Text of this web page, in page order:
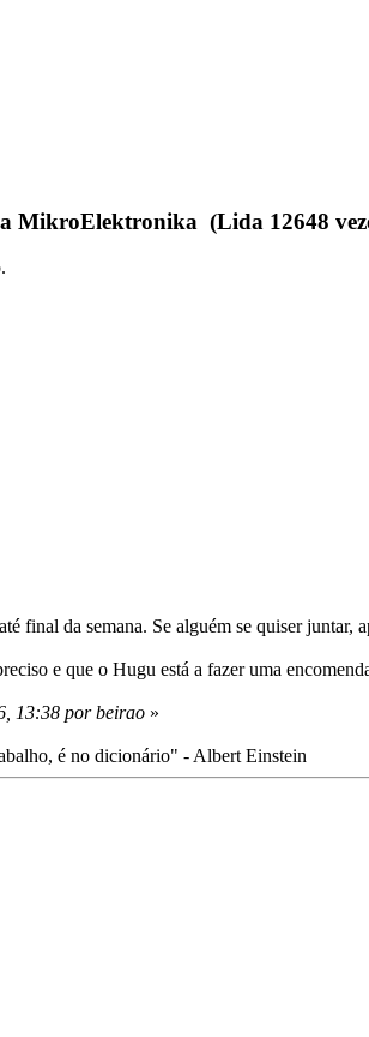
MikroElektronika (Lida 12648
final da semana. Se alguém se quiser juntar,
e que o Hugu está a fazer uma
13:38 por beirao »
é no dicionário" - Albert Einstein